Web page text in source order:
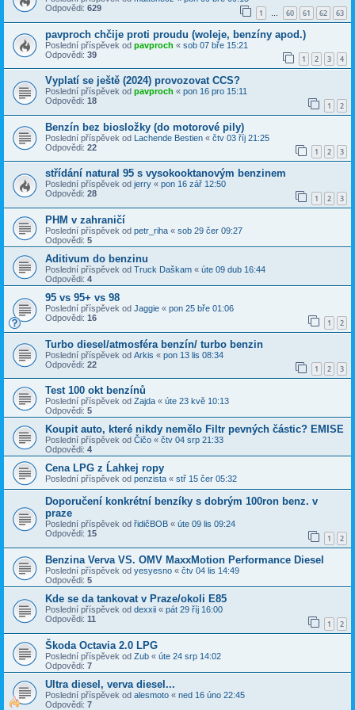
Odpovědi: 629 1 … 60 61 62 63
pavproch chčije proti proudu (woleje, benzíny apod.)
Poslední příspěvek od pavproch « sob 07 bře 15:21
Odpovědi: 39 1 2 3 4
Vyplatí se ještě (2024) provozovat CCS?
Poslední příspěvek od pavproch « pon 16 pro 15:11
Odpovědi: 18 1 2
Benzín bez biosložky (do motorové pily)
Poslední příspěvek od Lachende Bestien « čtv 03 říj 21:25
Odpovědi: 22 1 2 3
střídání natural 95 s vysokooktanovým benzinem
Poslední příspěvek od jerry « pon 16 zář 12:50
Odpovědi: 28 1 2 3
PHM v zahraničí
Poslední příspěvek od petr_riha « sob 29 čer 09:27
Odpovědi: 5
Aditivum do benzinu
Poslední příspěvek od Truck Daškam « úte 09 dub 16:44
Odpovědi: 4
95 vs 95+ vs 98
Poslední příspěvek od Jaggie « pon 25 bře 01:06
Odpovědi: 16 1 2
Turbo diesel/atmosféra benzín/ turbo benzin
Poslední příspěvek od Arkis « pon 13 lis 08:34
Odpovědi: 22 1 2 3
Test 100 okt benzínů
Poslední příspěvek od Zajda « úte 23 kvě 10:13
Odpovědi: 5
Koupit auto, které nikdy nemělo Filtr pevných částic? EMISE
Poslední příspěvek od Čičo « čtv 04 srp 21:33
Odpovědi: 4
Cena LPG z Ĺahkej ropy
Poslední příspěvek od penzista « stř 15 čer 05:32
Doporučení konkrétní benzíky s dobrým 100ron benz. v
praze
Poslední příspěvek od řidičBOB « úte 09 lis 09:24
Odpovědi: 15 1 2
Benzina Verva VS. OMV MaxxMotion Performance Diesel
Poslední příspěvek od yesyesno « čtv 04 lis 14:49
Odpovědi: 5
Kde se da tankovat v Praze/okoli E85
Poslední příspěvek od dexxii « pát 29 říj 16:00
Odpovědi: 11 1 2
Škoda Octavia 2.0 LPG
Poslední příspěvek od Zub « úte 24 srp 14:02
Odpovědi: 7
Ultra diesel, verva diesel...
Poslední příspěvek od alesmoto « ned 16 úno 22:45
Odpovědi: 7